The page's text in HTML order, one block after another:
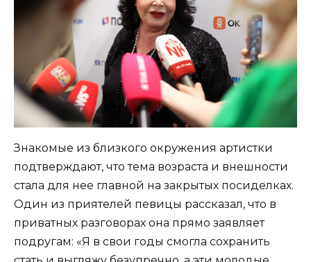
Знакомые из близкого окружения артистки
подтверждают, что тема возраста и внешности
стала для нее главной на закрытых посиделках.
Один из приятелей певицы рассказал, что в
приватных разговорах она прямо заявляет
подругам: «Я в свои годы смогла сохранить